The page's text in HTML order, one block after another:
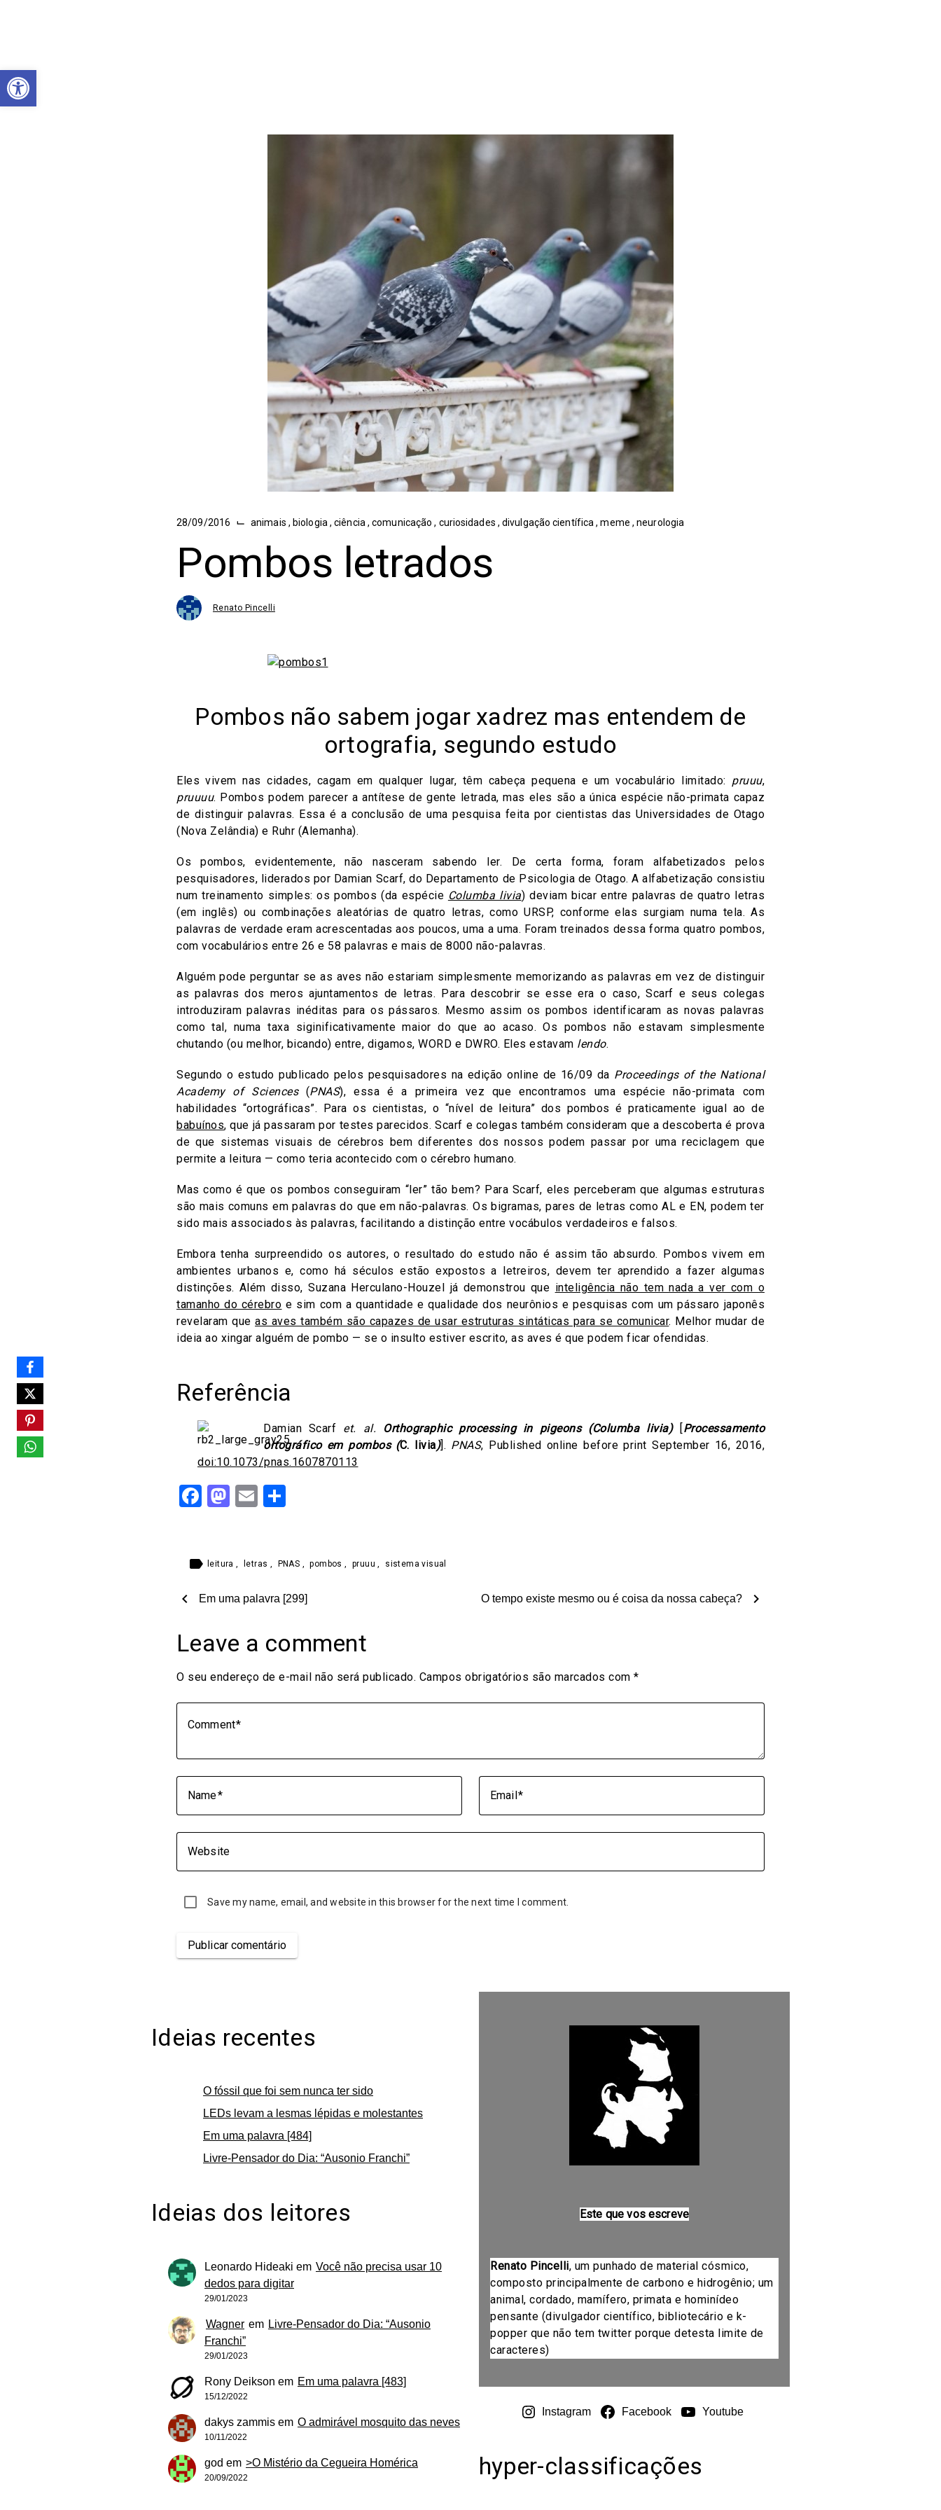
Abrir a barra de ferramentas
28/09/2016 ⌙ animais , biologia ,ciência ,comunicação, curiosidades ,divulgação científica,meme ,neurologia
Pombos letrados
Renato Pincelli
Pombos não sabem jogar xadrez mas entendem de
ortografia, segundo estudo
Eles vivem nas cidades, cagam em qualquer lugar, têm cabeça pequena e um vocabulário limitado: pruuu,
pruuuu. Pombos podem parecer a antítese de gente letrada, mas eles são a única espécie não-primata capaz
de distinguir palavras. Essa é a conclusão de uma pesquisa feita por cientistas das Universidades de Otago
(Nova Zelândia) e Ruhr (Alemanha).
Os pombos, evidentemente, não nasceram sabendo ler. De certa forma, foram alfabetizados pelos
pesquisadores, liderados por Damian Scarf, do Departamento de Psicologia de Otago. A alfabetização consistiu
num treinamento simples: os pombos (da espécie Columba livia) deviam bicar entre palavras de quatro letras
(em inglês) ou combinações aleatórias de quatro letras, como URSP, conforme elas surgiam numa tela. As
palavras de verdade eram acrescentadas aos poucos, uma a uma. Foram treinados dessa forma quatro pombos,
com vocabulários entre 26 e 58 palavras e mais de 8000 não-palavras.
Alguém pode perguntar se as aves não estariam simplesmente memorizando as palavras em vez de distinguir
as palavras dos meros ajuntamentos de letras. Para descobrir se esse era o caso, Scarf e seus colegas
introduziram palavras inéditas para os pássaros. Mesmo assim os pombos identificaram as novas palavras
como tal, numa taxa siginificativamente maior do que ao acaso. Os pombos não estavam simplesmente
chutando (ou melhor, bicando) entre, digamos, WORD e DWRO. Eles estavam lendo.
Segundo o estudo publicado pelos pesquisadores na edição online de 16/09 da Proceedings of the National
Academy of Sciences(PNAS), essa é a primeira vez que encontramos uma espécie não-primata com
habilidades “ortográficas”. Para os cientistas, o “nível de leitura” dos pombos é praticamente igual ao de
babuínos, que já passaram por testes parecidos. Scarf e colegas também consideram que a descoberta é prova
de que sistemas visuais de cérebros bem diferentes dos nossos podem passar por uma reciclagem que
permite a leitura — como teria acontecido com o cérebro humano.
Mas como é que os pombos conseguiram “ler” tão bem? Para Scarf, eles perceberam que algumas estruturas
são mais comuns em palavras do que em não-palavras. Os bigramas, pares de letras como AL e EN, podem ter
sido mais associados às palavras, facilitando a distinção entre vocábulos verdadeiros e falsos.
Embora tenha surpreendido os autores, o resultado do estudo não é assim tão absurdo. Pombos vivem em
ambientes urbanos e, como há séculos estão expostos a letreiros, devem ter aprendido a fazer algumas
distinções. Além disso, Suzana Herculano-Houzel já demonstrou que inteligência não tem nada a ver com o
tamanho do cérebro e sim com a quantidade e qualidade dos neurônios e pesquisas com um pássaro japonês
revelaram queas aves também são capazes de usar estruturas sintáticas para se comunicar. Melhor mudar de
ideia ao xingar alguém de pombo — se o insulto estiver escrito, as aves é que podem ficar ofendidas.
Referência
Damian Scarf et. al. Orthographic processing in pigeons (Columba livia)[ Processamento
ortográfico em pombos (C. livia)]. PNAS, Published online before print September 16, 2016,
doi:10.1073/pnas.1607870113
Facebook
Mastodon
Email
label leitura, letras , PNAS , pombos, pruuu, sistema visual
chevron_left Em uma palavra [299] O tempo existe mesmo ou é coisa da nossa cabeça? chevron_right
Leave a comment
O seu endereço de e-mail não será publicado. Campos obrigatórios são marcados com *
Comment
Name Email
Website
Save my name, email, and website in this browser for the next time I comment.
Publicar comentário
Ideias recentes
O fóssil que foi sem nunca ter sido
LEDs levam a lesmas lépidas e molestantes
Em uma palavra [484]
Livre-Pensador do Dia: “Ausonio Franchi”
Ideias dos leitores
Leonardo Hideaki em Você não precisa usar 10
dedos para digitar
29/01/2023
Wagner em Livre-Pensador do Dia: “Ausonio
Franchi”
29/01/2023
Rony Deikson em Em uma palavra [483]
15/12/2022
dakys zammis em O admirável mosquito das neves
10/11/2022
god em >O Mistério da Cegueira Homérica
20/09/2022
Este que vos escreve
Renato Pincelli, um punhado de material cósmico,
composto principalmente de carbono e hidrogênio; um
animal, cordado, mamífero, primata e hominídeo
pensante (divulgador científico, bibliotecário e k-
popper que não tem twitter porque detesta limite de
caracteres)
Instagram Facebook Youtube
hyper-classificações